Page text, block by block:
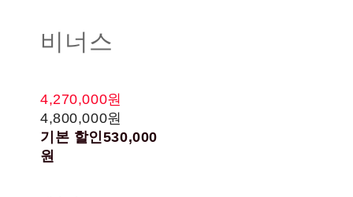
비너스
4,270,000원
4,800,000원
기본 할인530,000
원